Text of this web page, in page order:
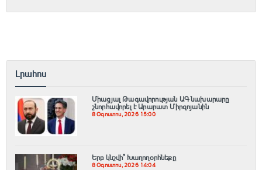
Լրահոս
Միացյալ Թագավորության ԱԳ նախարարը
շնորհավորել է Արարատ Միրզոյանին
8 Օգոստոս, 2026 15:00
Երբ կնշվի՞ Խաղողօրհնեքը
8 Օգոստոս, 2026 14:04